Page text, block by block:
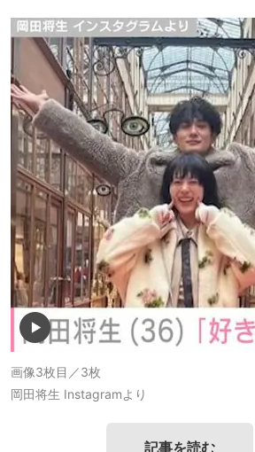
画像3枚目／3枚
岡田将生 Instagramより
記事を読む